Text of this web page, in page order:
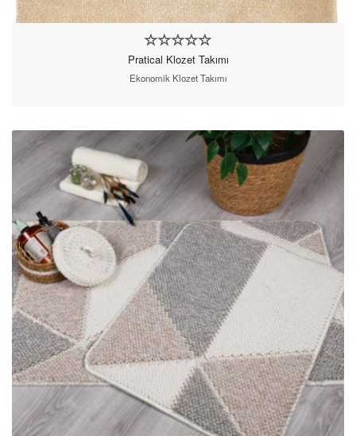
Pratical Klozet Takımı
Ekonomik Klozet Takımı